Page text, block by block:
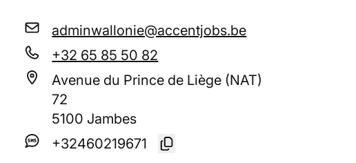
adminwallonie@accentjobs.be
+32 65 85 50 82
Avenue du Prince de Liège (NAT)
72
5100 Jambes
+32460219671